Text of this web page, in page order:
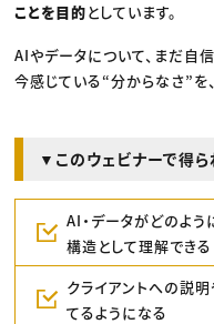
ことを目的としています。
AIやデータについて、まだ自
今感じている“分からなさ”を
▼このウェビナーで得ら
AI・データがどのよ
構造として理解できる
クライアントへの説明
てるようになる